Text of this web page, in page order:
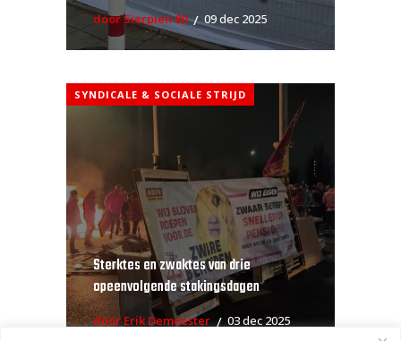
door Sierpien 80 09 dec 2025
SYNDICALE & SOCIALE STRIJD
Sterktes en zwaktes van drie
opeenvolgende stakingsdagen
door Erik Demeester 03 dec 2025